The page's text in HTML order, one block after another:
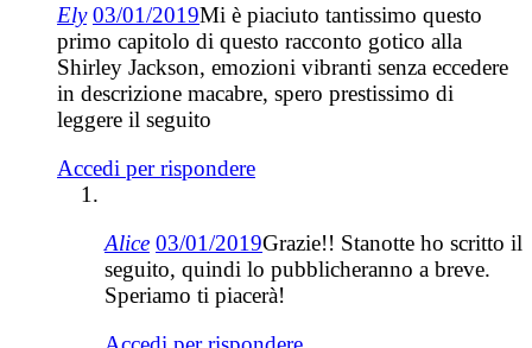
Ely 03/01/2019Mi è piaciuto tantissimo questo
primo capitolo di questo racconto gotico alla
Shirley Jackson, emozioni vibranti senza eccedere
in descrizione macabre, spero prestissimo di
leggere il seguito
Accedi per rispondere
Alice 03/01/2019Grazie!! Stanotte ho scritto il
seguito, quindi lo pubblicheranno a breve.
Speriamo ti piacerà!